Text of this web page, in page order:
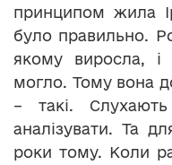
принципом жила
було правильно.
якому виросла,
могло. Тому вона
– такі.
аналізувати. Та
роки тому. Коли